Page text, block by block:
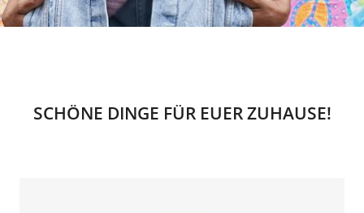
SCHÖNE DINGE FÜR EUER ZUHAUSE!